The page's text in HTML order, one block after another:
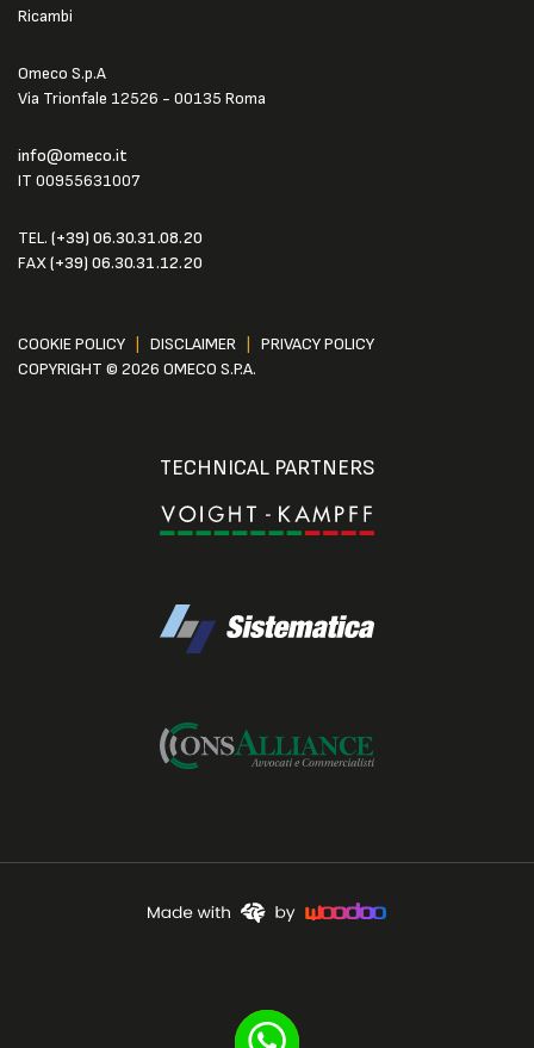
Omeco S.p.A
Via Trionfale 12526 - 00135 Roma
info@omeco.it
IT 00955631007
TEL. (+39) 06.30.31.08.20
FAX(+39) 06.30.31.12.20
Ricambi
COOKIE POLICY DISCLAIMER
PRIVACY POLICY
COPYRIGHT © 2026 OMECO S.P.A.
TECHNICAL PARTNERS